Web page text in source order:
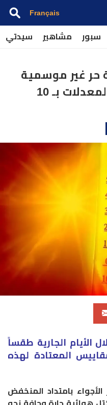
Français
سبور مشاهير سيدتي
حر غير موسمية
تجتاح المغرب وتتجاوز المعدلات بـ 10
الأيام الجارية طقساً
المعتادة لهذه
بامتداد المنخفض
هوائية حارة وجافة نحو